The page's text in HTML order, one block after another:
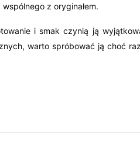
z oryginałem.
i smak czynią ją
warto spróbować ją choć